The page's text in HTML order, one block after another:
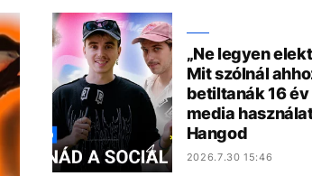
„Ne legyen
Mit szólnál
betiltanák 16
media
Hangod
2026.7.30 15:46